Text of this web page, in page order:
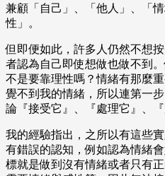
兼顧「自己」、「他人」、「
性」。
但即便如此，許多人仍然不想
者認為自己即使想做也做不到
不是要靠理性嗎？情緒有那麼
覺不到我的情緒，所以連第一
論『接受它』、『處理它』、『
我的經驗指出，之所以有這些
有錯誤的認知，例如認為情緒
標就是做到沒有情緒或者只有